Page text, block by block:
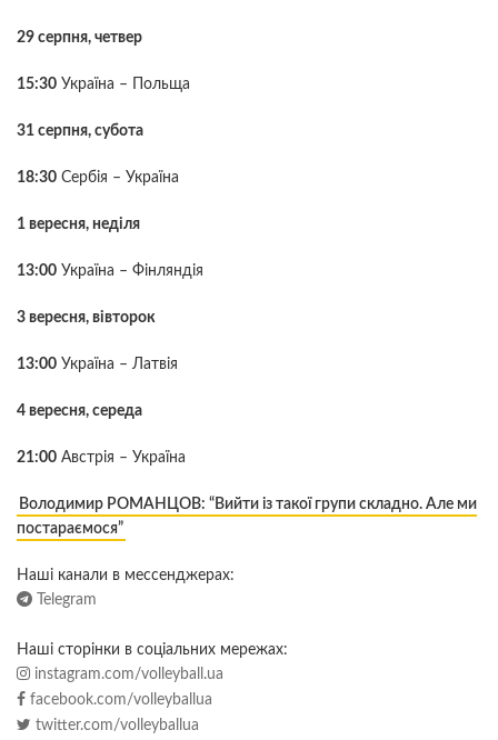
29 серпня, четвер
15:30 Україна – Польща
31 серпня, субота
18:30 Сербія – Україна
1 вересня, неділя
13:00 Україна – Фінляндія
3 вересня, вівторок
13:00 Україна – Латвія
4 вересня, середа
21:00 Австрія – Україна
Володимир РОМАНЦОВ: “Вийти із такої групи складно. Але ми
постараємося”
Наші канали в мессенджерах:
Telegram
Наші сторінки в соціальних мережах:
instagram.com/volleyball.ua
facebook.com/volleyballua
twitter.com/volleyballua